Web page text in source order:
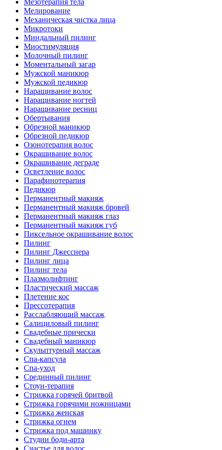
Мелирование
Механическая чистка лица
Микротоки
Миндальный пилинг
Миостимуляция
Молочный пилинг
Моментальный загар
Мужской маникюр
Мужской педикюр
Наращивание волос
Наращивание ногтей
Наращивание ресниц
Обертывания
Обрезной маникюр
Обрезной педикюр
Озонотерапия волос
Окрашивание волос
Окрашивание деграде
Осветление волос
Парафинотерапия
Педикюр
Перманентный макияж
Перманентный макияж бровей
Перманентный макияж глаз
Перманентный макияж губ
Пиксельное окрашивание волос
Пилинг
Пилинг Джесснера
Пилинг лица
Пилинг тела
Плазмолифтинг
Пластический массаж
Плетение кос
Прессотерапия
Расслабляющий массаж
Салициловый пилинг
Свадебные прически
Свадебный маникюр
Скульптурный массаж
Спа-капсула
Спа-уход
Срединный пилинг
Стоун-терапия
Стрижка горячей бритвой
Стрижка горячими ножницами
Стрижка женская
Стрижка огнем
Стрижка под машинку
Студии боди-арта
Счастье для волос